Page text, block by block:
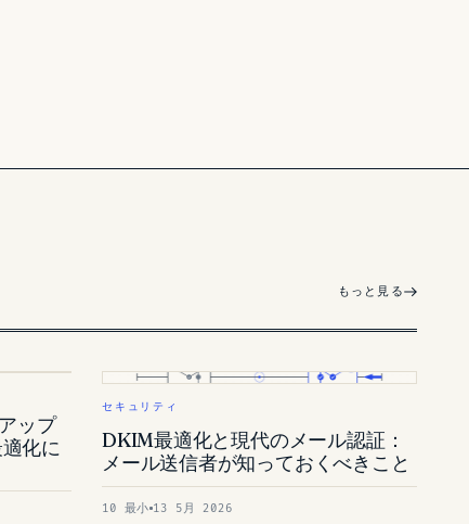
もっと見る
ップ
化に
セキュリティ
DKIM最適化と現代のメール認証：
メール送信者が知っておくべきこと
10 最小 13 5月 2026